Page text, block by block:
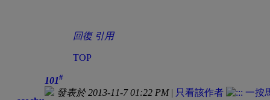
回復 引用
TOP
101#
發表於 2013-11-7 01:22 PM| 只看該作者